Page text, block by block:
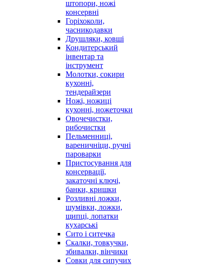
штопори, ножі
консервні
Горіхоколи,
часникодавки
Друшляки, ковші
Кондитерський
інвентар та
інструмент
Молотки, сокири
кухонні,
тендерайзери
Ножі, ножиці
кухонні, ножеточки
Овочечистки,
рибочистки
Пельменниці,
вареничніци, ручні
пароварки
Пристосування для
консервації,
закаточні ключі,
банки, кришки
Розливні ложки,
шумівки, ложки,
щипці, лопатки
кухарські
Сито і ситечка
Скалки, товкучки,
збивалки, вінчики
Совки для сипучих